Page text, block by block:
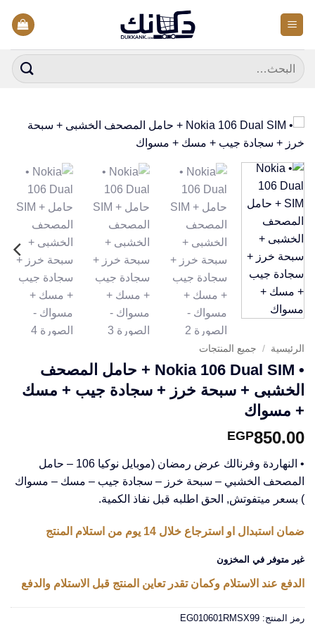
للمحتوى
البحث
عن:
الرئيسية / جميع المنتجات
• Nokia 106 Dual SIM + حامل المصحف
الخشبى + سبحة خرز + سجادة جيب + مسك
+ مسواك
EGP850.00
• النهاردة وفرنالك عرض رمضان (موبايل نوكيا 106 – حامل
المصحف الخشبي – سبحة خرز – سجادة جيب – مسك – مسواك
) بسعر ميتفوتش, الحق اطلبه قبل نفاذ الكمية.
ضمان استبدال او استرجاع خلال 14 يوم من استلام المنتج
غير متوفر في المخزون
الدفع عند الاستلام وكمان تقدر تعاين المنتج قبل الاستلام والدفع
رمز المنتج: EG010601RMSX99